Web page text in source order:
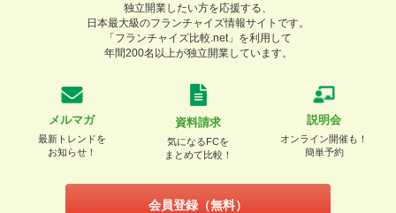
独立開業したい方を応援する、
日本最大級のフランチャイズ情報サイトです。
「フランチャイズ比較.net」を利用して
年間200名以上が独立開業しています。
メルマガ
最新トレンドを
お知らせ！
資料請求
気になるFCを
まとめて比較！
説明会
オンライン開催も！
簡単予約
会員登録（無料）